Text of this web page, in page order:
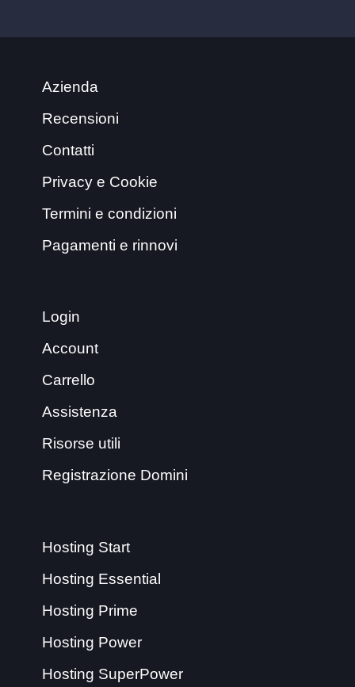
Azienda
Recensioni
Contatti
Privacy e Cookie
Termini e condizioni
Pagamenti e rinnovi
Login
Account
Carrello
Assistenza
Risorse utili
Registrazione Domini
Hosting Start
Hosting Essential
Hosting Prime
Hosting Power
Hosting SuperPower